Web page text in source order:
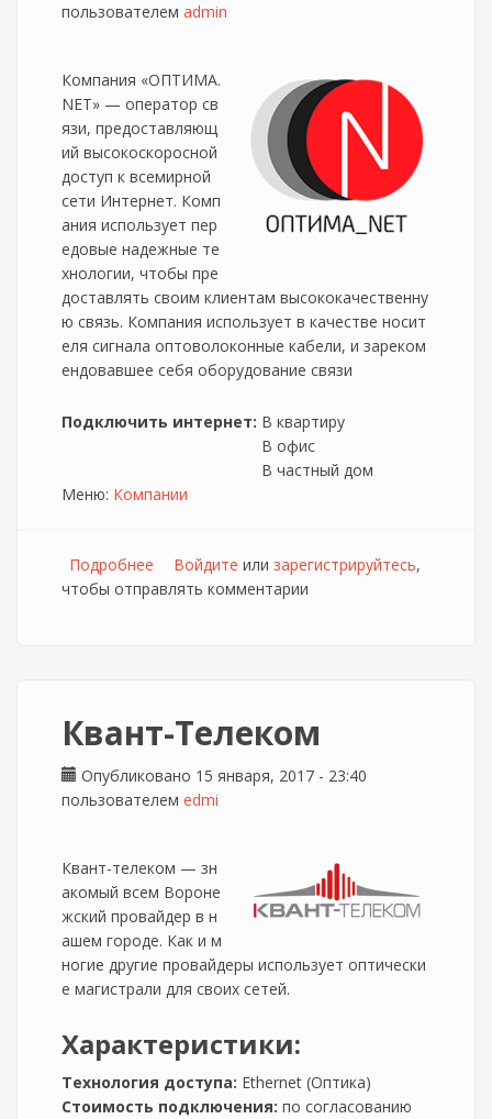
пользователем admin
Компания «ОПТИМА.
NET» — оператор св
язи, предоставляющ
ий высокоскоросной
доступ к всемирной
сети Интернет. Комп
ания использует пер
едовые надежные те
хнологии, чтобы пре
доставлять своим клиентам высококачественну
ю связь. Компания использует в качестве носит
еля сигнала оптоволоконные кабели, и зареком
ендовавшее себя оборудование связи
Подключить интернет: В квартиру
В офис
В частный дом
Меню: Компании
Подробнее о ОПТИМА.NET
Войдите или зарегистрируйтесь,
чтобы отправлять комментарии
Квант-Телеком
Опубликовано 15 января, 2017 - 23:40
пользователем edmi
Квант-телеком — зн
акомый всем Вороне
жский провайдер в н
ашем городе. Как и м
ногие другие провайдеры использует оптически
е магистрали для своих сетей.
Характеристики:
Технология доступа: Ethernet (Оптика)
Стоимость подключения: по согласованию